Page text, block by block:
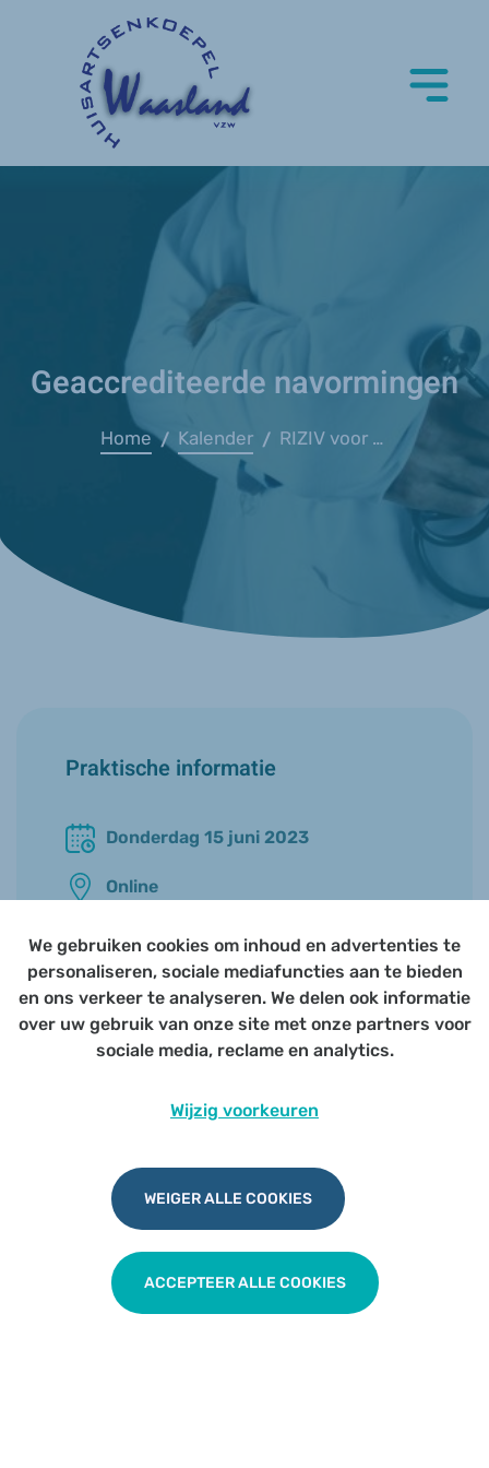
Geaccrediteerde navormingen
Home / Kalender / RIZIV voor dummies
Praktische informatie
Donderdag 15 juni 2023
Online
20u00 - 21u00
Niet geaccrediteerd
We gebruiken cookies om inhoud en advertenties te
personaliseren, sociale mediafuncties aan te bieden
en ons verkeer te analyseren. We delen ook informatie
over uw gebruik van onze site met onze partners voor
sociale media, reclame en analytics.
Wijzig voorkeuren
WEIGER ALLE COOKIES
ACCEPTEER ALLE COOKIES